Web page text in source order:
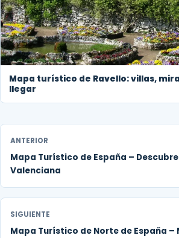
Mapa turístico de Ravello: villas,
llegar
ANTERIOR
Mapa Turístico de España –
Valenciana
SIGUIENTE
Mapa Turístico de Norte de España –